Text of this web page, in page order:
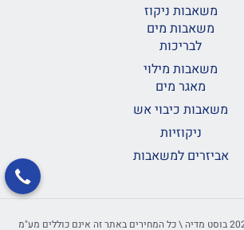
משאבות ניקוז
משאבות מים
לבריכות
משאבות מילוי
מאגר מים
משאבות כיבוי אש
ניקוזיות
אביזרים למשאבות